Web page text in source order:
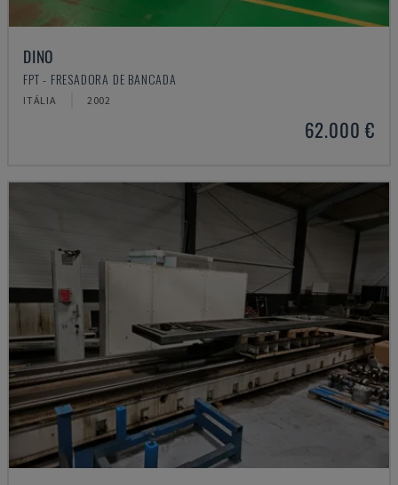
DINO
FPT - FRESADORA DE BANCADA
ITÁLIA 2002
62.000 €